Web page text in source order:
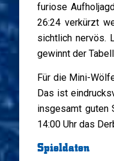
furiose
26:24 verkürzt
sichtlich nervös.
gewinnt der
Für die Mini-
Das ist
insgesamt guten
14:00 Uhr das
Spieldaten